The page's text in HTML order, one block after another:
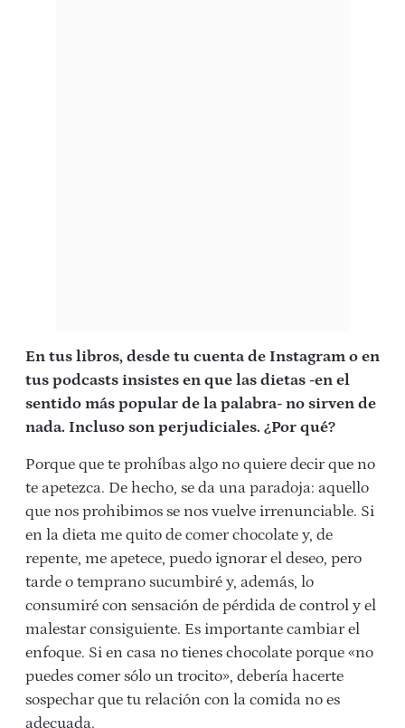
En tus libros, desde tu cuenta de Instagram o en
tus podcasts insistes en que las dietas -en el
sentido más popular de la palabra- no sirven de
nada. Incluso son perjudiciales. ¿Por qué?
Porque que te prohíbas algo no quiere decir que no
te apetezca. De hecho, se da una paradoja: aquello
que nos prohibimos se nos vuelve irrenunciable. Si
en la dieta me quito de comer chocolate y, de
repente, me apetece, puedo ignorar el deseo, pero
tarde o temprano sucumbiré y, además, lo
consumiré con sensación de pérdida de control y el
malestar consiguiente. Es importante cambiar el
enfoque. Si en casa no tienes chocolate porque «no
puedes comer sólo un trocito», debería hacerte
sospechar que tu relación con la comida no es
adecuada.